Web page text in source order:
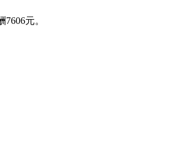
元。